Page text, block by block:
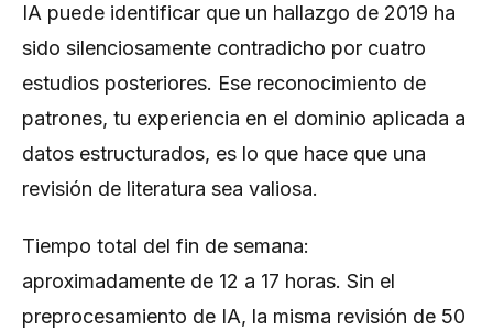
IA puede identificar que un hallazgo de 2019 ha
sido silenciosamente contradicho por cuatro
estudios posteriores. Ese reconocimiento de
patrones, tu experiencia en el dominio aplicada a
datos estructurados, es lo que hace que una
revisión de literatura sea valiosa.
Tiempo total del fin de semana:
aproximadamente de 12 a 17 horas. Sin el
preprocesamiento de IA, la misma revisión de 50